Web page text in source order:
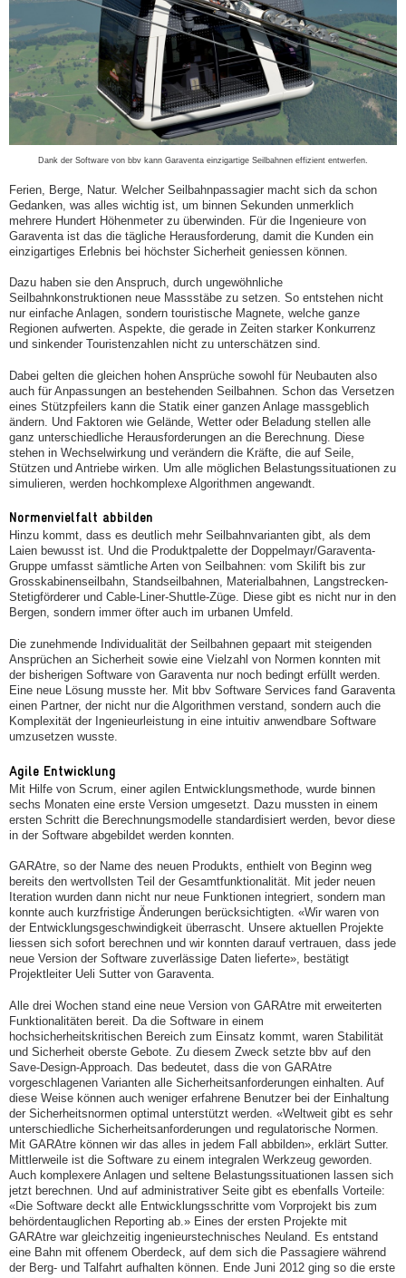
Dank der Software von bbv kann Garaventa einzigartige Seilbahnen effizient entwerfen.
Ferien, Berge, Natur. Welcher Seilbahnpassagier macht sich da schon
Gedanken, was alles wichtig ist, um binnen Sekunden unmerklich
mehrere Hundert Höhenmeter zu überwinden. Für die Ingenieure von
Garaventa ist das die tägliche Herausforderung, damit die Kunden ein
einzigartiges Erlebnis bei höchster Sicherheit geniessen können.
Dazu haben sie den Anspruch, durch ungewöhnliche
Seilbahnkonstruktionen neue Massstäbe zu setzen. So entstehen nicht
nur einfache Anlagen, sondern touristische Magnete, welche ganze
Regionen aufwerten. Aspekte, die gerade in Zeiten starker Konkurrenz
und sinkender Touristenzahlen nicht zu unterschätzen sind.
Dabei gelten die gleichen hohen Ansprüche sowohl für Neubauten also
auch für Anpassungen an bestehenden Seilbahnen. Schon das Versetzen
eines Stützpfeilers kann die Statik einer ganzen Anlage massgeblich
ändern. Und Faktoren wie Gelände, Wetter oder Beladung stellen alle
ganz unterschiedliche Herausforderungen an die Berechnung. Diese
stehen in Wechselwirkung und verändern die Kräfte, die auf Seile,
Stützen und Antriebe wirken. Um alle möglichen Belastungssituationen zu
simulieren, werden hochkomplexe Algorithmen angewandt.
Normenvielfalt abbilden
Hinzu kommt, dass es deutlich mehr Seilbahnvarianten gibt, als dem
Laien bewusst ist. Und die Produktpalette der Doppelmayr/Garaventa-
Gruppe umfasst sämtliche Arten von Seilbahnen: vom Skilift bis zur
Grosskabinenseilbahn, Standseilbahnen, Materialbahnen, Langstrecken-
Stetigförderer und Cable-Liner-Shuttle-Züge. Diese gibt es nicht nur in den
Bergen, sondern immer öfter auch im urbanen Umfeld.
Die zunehmende Individualität der Seilbahnen gepaart mit steigenden
Ansprüchen an Sicherheit sowie eine Vielzahl von Normen konnten mit
der bisherigen Software von Garaventa nur noch bedingt erfüllt werden.
Eine neue Lösung musste her. Mit bbv Software Services fand Garaventa
einen Partner, der nicht nur die Algorithmen verstand, sondern auch die
Komplexität der Ingenieurleistung in eine intuitiv anwendbare Software
umzusetzen wusste.
Agile Entwicklung
Mit Hilfe von Scrum, einer agilen Entwicklungsmethode, wurde binnen
sechs Monaten eine erste Version umgesetzt. Dazu mussten in einem
ersten Schritt die Berechnungsmodelle standardisiert werden, bevor diese
in der Software abgebildet werden konnten.
GARAtre, so der Name des neuen Produkts, enthielt von Beginn weg
bereits den wertvollsten Teil der Gesamtfunktionalität. Mit jeder neuen
Iteration wurden dann nicht nur neue Funktionen integriert, sondern man
konnte auch kurzfristige Änderungen berücksichtigten. «Wir waren von
der Entwicklungsgeschwindigkeit überrascht. Unsere aktuellen Projekte
liessen sich sofort berechnen und wir konnten darauf vertrauen, dass jede
neue Version der Software zuverlässige Daten lieferte», bestätigt
Projektleiter Ueli Sutter von Garaventa.
Alle drei Wochen stand eine neue Version von GARAtre mit erweiterten
Funktionalitäten bereit. Da die Software in einem
hochsicherheitskritischen Bereich zum Einsatz kommt, waren Stabilität
und Sicherheit oberste Gebote. Zu diesem Zweck setzte bbv auf den
Save-Design-Approach. Das bedeutet, dass die von GARAtre
vorgeschlagenen Varianten alle Sicherheitsanforderungen einhalten. Auf
diese Weise können auch weniger erfahrene Benutzer bei der Einhaltung
der Sicherheitsnormen optimal unterstützt werden. «Weltweit gibt es sehr
unterschiedliche Sicherheitsanforderungen und regulatorische Normen.
Mit GARAtre können wir das alles in jedem Fall abbilden», erklärt Sutter.
Mittlerweile ist die Software zu einem integralen Werkzeug geworden.
Auch komplexere Anlagen und seltene Belastungssituationen lassen sich
jetzt berechnen. Und auf administrativer Seite gibt es ebenfalls Vorteile:
«Die Software deckt alle Entwicklungsschritte vom Vorprojekt bis zum
behördentauglichen Reporting ab.» Eines der ersten Projekte mit
GARAtre war gleichzeitig ingenieurstechnisches Neuland. Es entstand
eine Bahn mit offenem Oberdeck, auf dem sich die Passagiere während
der Berg- und Talfahrt aufhalten können. Ende Juni 2012 ging so die erste